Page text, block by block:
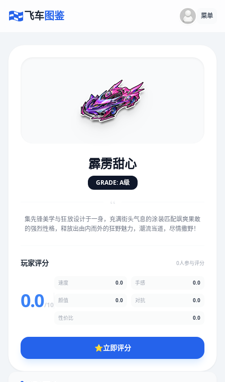
飞车图鉴 菜单
霹雳甜心
GRADE: A级
“
集先锋美学与狂放设计于一身，充满街头气息的涂装匹配飒爽果敢
的强烈性格，释放出由内而外的狂野魅力，潮流当道，尽情撒野！
玩家评分 0人参与评分
0.0/10
速度 0.0 手感 0.0
颜值 0.0 对抗 0.0
性价比 0.0
⭐立即评分
★★★★★★
手感 5.0分
★★ ★ ★
性价比
★★★★★★★★★★